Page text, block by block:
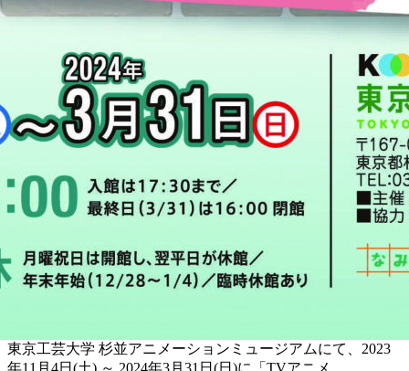
東京⼯芸⼤学 杉並アニメーションミュージアムにて、2023
年11月4日(土) ～ 2024年3月31日(日)に「TVアニメ